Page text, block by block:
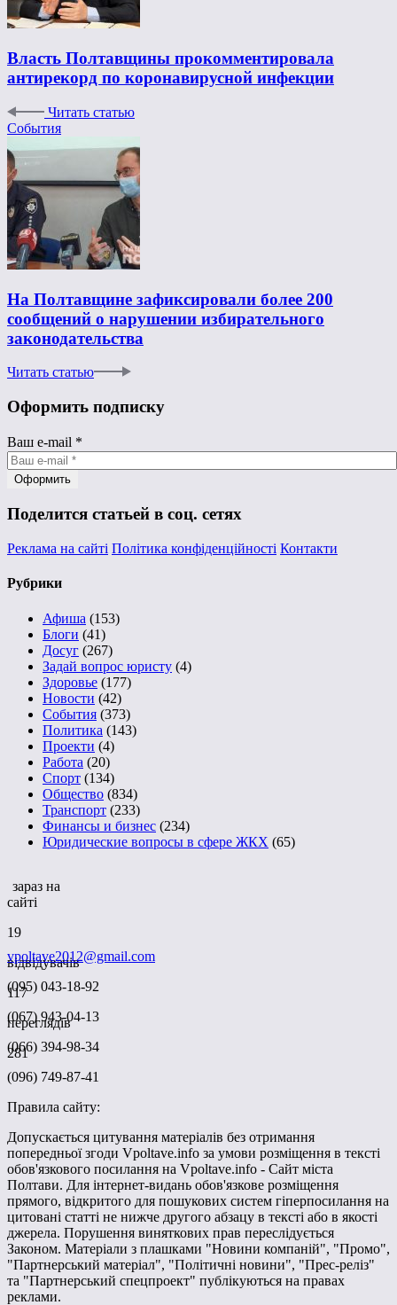
Власть Полтавщины прокомментировала
антирекорд по коронавирусной инфекции
Читать статью
События
На Полтавщине зафиксировали более 200
сообщений о нарушении избирательного
законодательства
Читать статью
Оформить подписку
Ваш e-mail *
Поделится статьей в соц. сетях
Реклама на сайті Політика конфіденційності Контакти
Рубрики
Афиша (153)
Блоги (41)
Досуг (267)
Задай вопрос юристу (4)
Здоровье (177)
Новости (42)
События (373)
Политика (143)
Проекти (4)
Работа (20)
Спорт (134)
Общество (834)
Транспорт (233)
Финансы и бизнес (234)
Юридические вопросы в сфере ЖКХ (65)
зараз на
сайті
19
відвідувачів
117
переглядів
281
vpoltave2012@gmail.com
(095) 043-18-92
(067) 943-04-13
(066) 394-98-34
(096) 749-87-41
Правила сайту:
Допускається цитування матеріалів без отримання
попередньої згоди Vpoltave.info за умови розміщення в тексті
обов'язкового посилання на Vpoltave.info - Сайт міста
Полтави. Для інтернет-видань обов'язкове розміщення
прямого, відкритого для пошукових систем гіперпосилання на
цитовані статті не нижче другого абзацу в тексті або в якості
джерела. Порушення виняткових прав переслідується
Законом. Матеріали з плашками "Новини компаній", "Промо",
"Партнерський матеріал", "Політичні новини", "Прес-реліз"
та "Партнерський спецпроект" публікуються на правах
реклами.